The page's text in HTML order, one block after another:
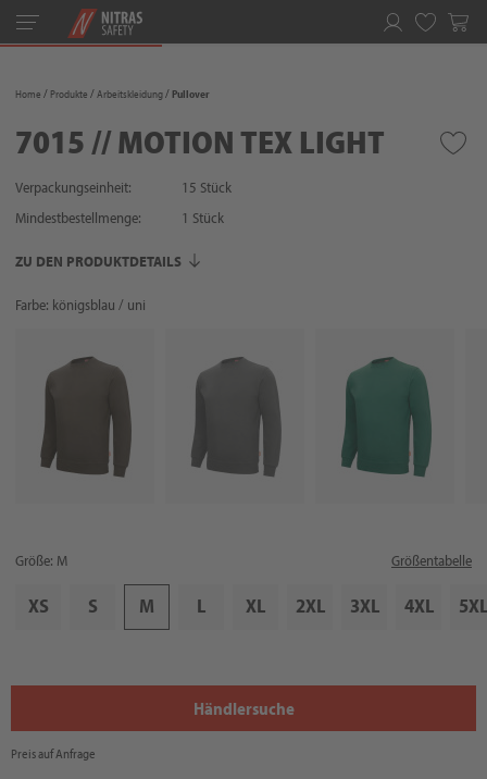
Toggle
navigation
Home Produkte Arbeitskleidung Pullover
7015 // MOTION TEX LIGHT
Verpackungseinheit:
15 Stück
Mindestbestellmenge:
1 Stück
ZU DEN PRODUKTDETAILS
Farbe: königsblau / uni
Größe: M Größentabelle
XS S M L XL 2XL 3XL 4XL 5XL
Händlersuche
Preis auf Anfrage